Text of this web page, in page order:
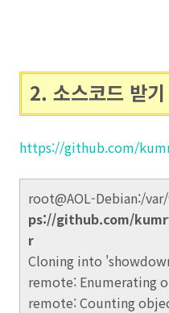
2. 소스코드 받기
https://github.com/
root@AOL-Debian:/
ps://github.com/
r
Cloning into
remote: Enumerating
remote: Counting